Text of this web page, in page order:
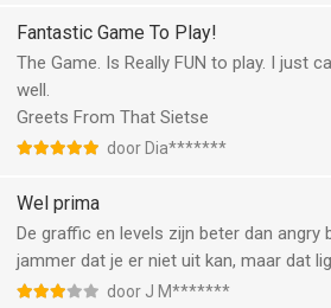
Fantastic Game To Play!
The Game. Is Really FUN to play. I just
well.
Greets From That Sietse
door Dia*******
Wel prima
De graffic en levels zijn beter dan angry
jammer dat je er niet uit kan, maar dat
door J M*******